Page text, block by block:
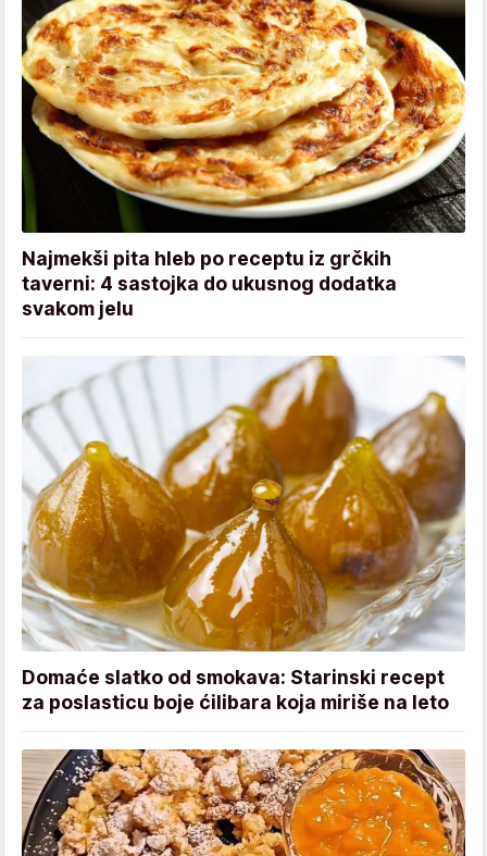
Najmekši pita hleb po receptu iz grčkih
taverni: 4 sastojka do ukusnog dodatka
svakom jelu
Domaće slatko od smokava: Starinski recept
za poslasticu boje ćilibara koja miriše na leto